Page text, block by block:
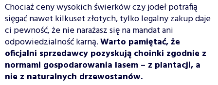
Chociaż ceny wysokich świerków czy jodeł potrafią
sięgać nawet kilkuset złotych, tylko legalny zakup daje
ci pewność, że nie narażasz się na mandat ani
odpowiedzialność karną.Warto pamiętać, że
oficjalni sprzedawcy pozyskują choinki zgodnie z
normami gospodarowania lasem – z plantacji, a
nie z naturalnych drzewostanów.